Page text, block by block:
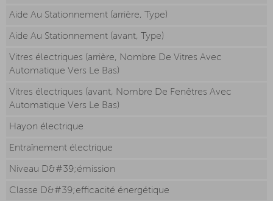
Aide Au Stationnement (arrière, Type)
Aide Au Stationnement (avant, Type)
Vitres électriques (arrière, Nombre De Vitres Avec
Automatique Vers Le Bas)
Vitres électriques (avant, Nombre De Fenêtres Avec
Automatique Vers Le Bas)
Hayon électrique
Entraînement électrique
Niveau D&#39;émission
Classe D&#39;efficacité énergétique